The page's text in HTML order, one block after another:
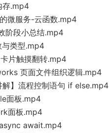
存.mp4
微服务-云函数.mp4
阶段小总结.mp4
类型.mp4
片触摸翻转.mp4
页面文件组织逻辑.mp4
】流程控制语句 if else.mp4
面板.mp4
面板.mp4
await.mp4